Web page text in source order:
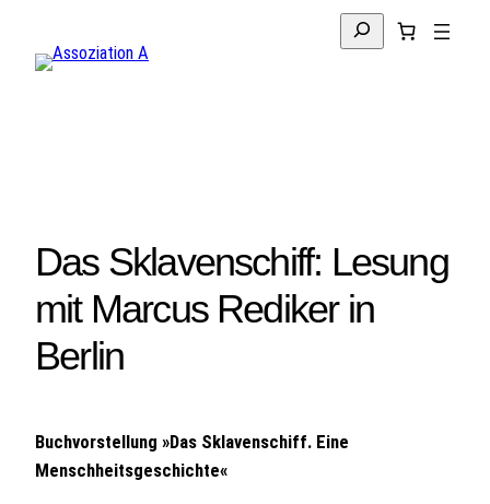
Inhalt
springen
Suchen
Das Sklavenschiff: Lesung
mit Marcus Rediker in
Berlin
Buchvorstellung »Das Sklavenschiff. Eine
Menschheitsgeschichte«